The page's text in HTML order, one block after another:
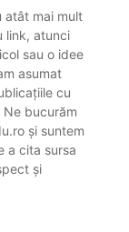
atât mai mult
link, atunci
sau o idee
asumat
cu
bucurăm
și suntem
a cita sursa
și